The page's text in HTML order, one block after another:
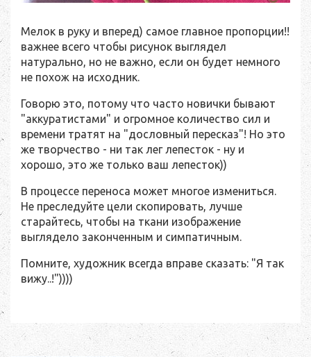
Мелок в руку и вперед) самое главное пропорции!!
важнее всего чтобы рисунок выглядел
натурально, но не важно, если он будет немного
не похож на исходник.
Говорю это, потому что часто новички бывают
"аккуратистами" и огромное количество сил и
времени тратят на "дословный пересказ"! Но это
же творчество - ни так лег лепесток - ну и
хорошо, это же только ваш лепесток))
В процессе переноса может многое измениться.
Не преследуйте цели скопировать, лучше
старайтесь, чтобы на ткани изображение
выглядело законченным и симпатичным.
Помните, художник всегда вправе сказать: "Я так
вижу..!"))))